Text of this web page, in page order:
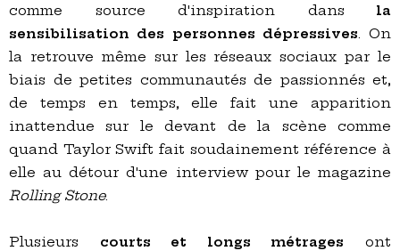
comme source d'inspiration dans la
sensibilisation des personnes dépressives . On
la retrouve même sur les réseaux sociaux par le
biais de petites communautés de passionnés et,
de temps en temps, elle fait une apparition
inattendue sur le devant de la scène comme
quand Taylor Swift fait soudainement référence à
elle au détour d'une interview pour le magazine
Rolling Stone.
Plusieurs courts et longs métrages ont